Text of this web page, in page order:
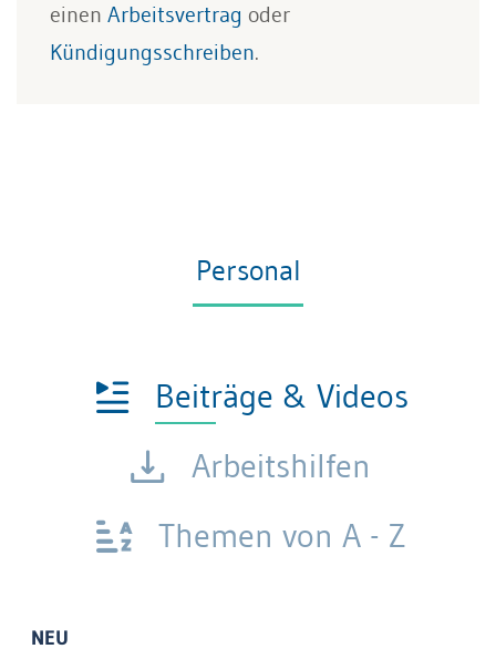
einen Arbeitsvertrag oder
Kündigungsschreiben.
Personal
Beiträge & Videos
Arbeitshilfen
Themen von A - Z
NEU